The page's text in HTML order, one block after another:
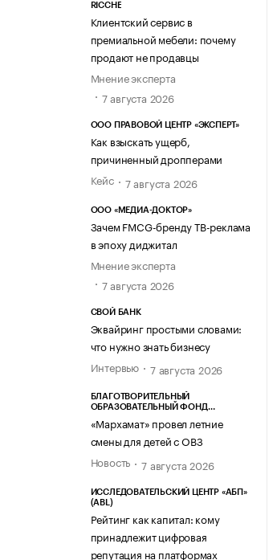
RICCHE
Клиентский сервис в
премиальной мебели: почему
продают не продавцы
Мнение эксперта
7 августа 2026
ООО ПРАВОВОЙ ЦЕНТР «ЭКСПЕРТ»
Как взыскать ущерб,
причиненный дропперами
Кейс
7 августа 2026
ООО «МЕДИА-ДОКТОР»
Зачем FMCG-бренду ТВ-реклама
в эпоху диджитал
Мнение эксперта
7 августа 2026
СВОЙ БАНК
Эквайринг простыми словами:
что нужно знать бизнесу
Интервью
7 августа 2026
БЛАГОТВОРИТЕЛЬНЫЙ
ОБРАЗОВАТЕЛЬНЫЙ ФОНД
«Мархамат» провел летние
смены для детей с ОВЗ
Новость
7 августа 2026
ИССЛЕДОВАТЕЛЬСКИЙ ЦЕНТР «АБП»
(ABL)
Рейтинг как капитал: кому
принадлежит цифровая
репутация на платформах